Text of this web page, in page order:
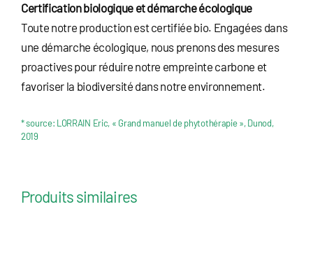
Certification biologique et démarche écologique
Toute notre production est certifiée bio. Engagées dans
une démarche écologique, nous prenons des mesures
proactives pour réduire notre empreinte carbone et
favoriser la biodiversité dans notre environnement.
* source: LORRAIN Eric, « Grand manuel de phytothérapie », Dunod,
2019
Produits similaires